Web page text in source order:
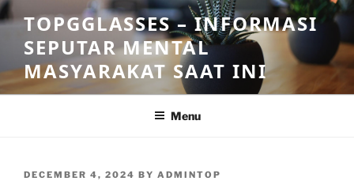
Skip
to
content
TOPGGLASSES – INFORMASI
SEPUTAR MENTAL
MASYARAKAT SAAT INI
Menu
POSTED
DECEMBER 4, 2024 BY ADMINTOP